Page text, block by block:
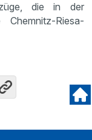
die in der
Riesa-